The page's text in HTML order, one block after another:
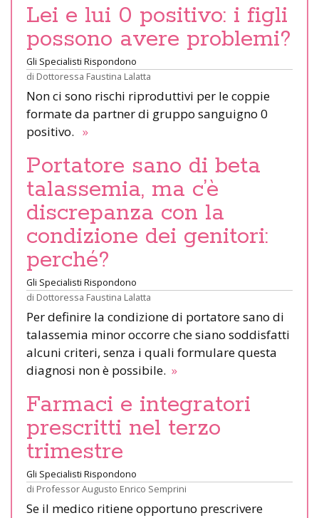
Lei e lui 0 positivo: i figli
possono avere problemi?
Gli Specialisti Rispondono
di Dottoressa Faustina Lalatta
Non ci sono rischi riproduttivi per le coppie
formate da partner di gruppo sanguigno 0
positivo. »
Portatore sano di beta
talassemia, ma c’è
discrepanza con la
condizione dei genitori:
perché?
Gli Specialisti Rispondono
di Dottoressa Faustina Lalatta
Per definire la condizione di portatore sano di
talassemia minor occorre che siano soddisfatti
alcuni criteri, senza i quali formulare questa
diagnosi non è possibile. »
Farmaci e integratori
prescritti nel terzo
trimestre
Gli Specialisti Rispondono
di Professor Augusto Enrico Semprini
Se il medico ritiene opportuno prescrivere